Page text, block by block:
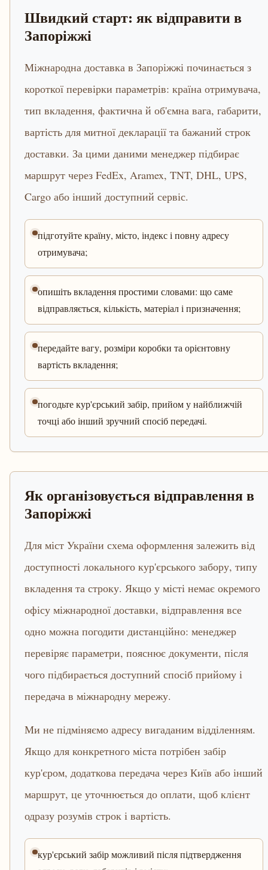
Швидкий старт: як відправити в
Запоріжжі
Міжнародна доставка в Запоріжжі починається з
короткої перевірки параметрів: країна отримувача,
тип вкладення, фактична й об'ємна вага, габарити,
вартість для митної декларації та бажаний строк
доставки. За цими даними менеджер підбирає
маршрут через FedEx, Aramex, TNT, DHL, UPS,
Cargo або інший доступний сервіс.
підготуйте країну, місто, індекс і повну адресу
отримувача;
опишіть вкладення простими словами: що саме
відправляється, кількість, матеріал і призначення;
передайте вагу, розміри коробки та орієнтовну
вартість вкладення;
погодьте кур'єрський забір, прийом у найближчій
точці або інший зручний спосіб передачі.
Як організовується відправлення в
Запоріжжі
Для міст України схема оформлення залежить від
доступності локального кур'єрського забору, типу
вкладення та строку. Якщо у місті немає окремого
офісу міжнародної доставки, відправлення все
одно можна погодити дистанційно: менеджер
перевіряє параметри, пояснює документи, після
чого підбирається доступний спосіб прийому і
передача в міжнародну мережу.
Ми не підміняємо адресу вигаданим відділенням.
Якщо для конкретного міста потрібен забір
кур'єром, додаткова передача через Київ або інший
маршрут, це уточнюється до оплати, щоб клієнт
одразу розумів строк і вартість.
кур'єрський забір можливий після підтвердження